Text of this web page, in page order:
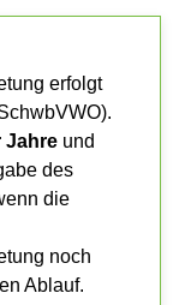
erfolgt
Jahre und
des
die
noch
Ablauf.